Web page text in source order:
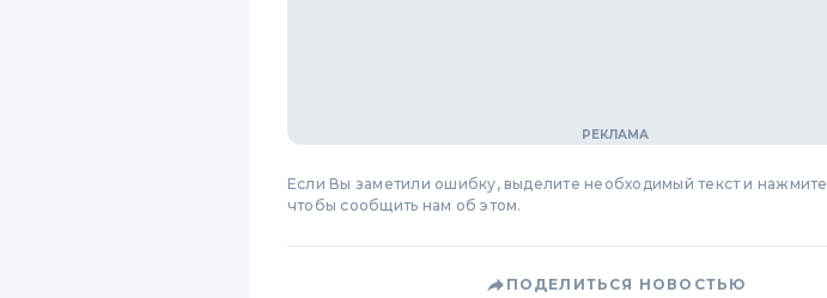
Если Вы заметили ошибку, выделите необходимый текст и нажмите
чтобы сообщить нам об этом.
ПОДЕЛИТЬСЯ НОВОСТЬЮ